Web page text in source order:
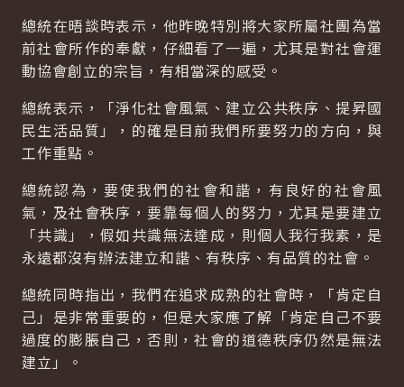
總統在晤談時表示，他昨晚特別將大家所屬社團為當
前社會所作的奉獻，仔細看了一遍，尤其是對社會運
動協會創立的宗旨，有相當深的感受。
總統表示，「淨化社會風氣、建立公共秩序、提昇國
民生活品質」，的確是目前我們所要努力的方向，與
工作重點。
總統認為，要使我們的社會和諧，有良好的社會風
氣，及社會秩序，要靠每個人的努力，尤其是要建立
「共識」，假如共識無法達成，則個人我行我素，是
永遠都沒有辦法建立和諧、有秩序、有品質的社會。
總統同時指出，我們在追求成熟的社會時，「肯定自
己」是非常重要的，但是大家應了解「肯定自己不要
過度的膨脹自己，否則，社會的道德秩序仍然是無法
建立」。